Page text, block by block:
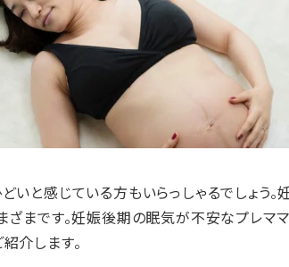
いと感じている方もいらっしゃるでしょう
ざまです。妊娠後期の眠気が不安なプレマ
介します。